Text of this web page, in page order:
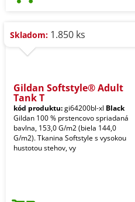
Skladom: 1.850 ks
Gildan Softstyle® Adult
Tank T
kód produktu:gi64200bl-xl Black
Gildan 100 % prstencovo spriadaná
bavlna, 153,0 G/m2 (biela 144,0
G/m2). Tkanina Softstyle s vysokou
hustotou stehov, vy